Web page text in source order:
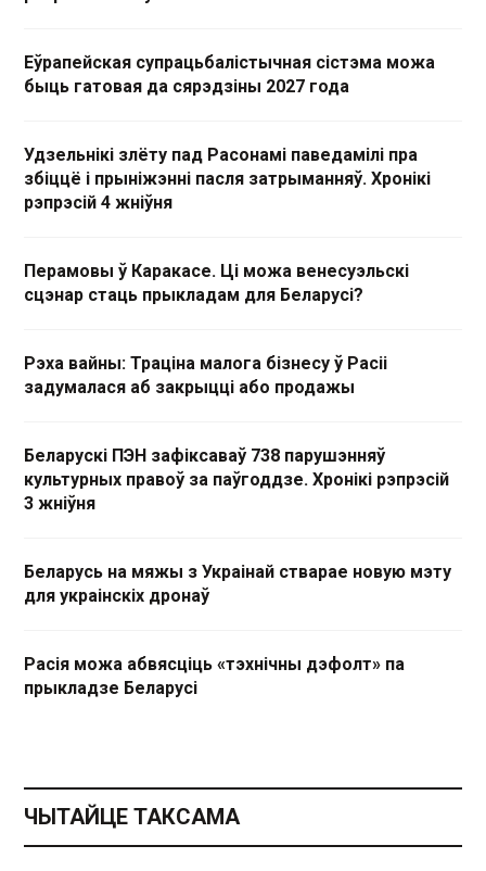
Еўрапейская супрацьбалістычная сістэма можа
быць гатовая да сярэдзіны 2027 года
Удзельнікі злёту пад Расонамі паведамілі пра
збіццё і прыніжэнні пасля затрыманняў. Хронікі
рэпрэсій 4 жніўня
Перамовы ў Каракасе. Ці можа венесуэльскі
сцэнар стаць прыкладам для Беларусі?
Рэха вайны: Траціна малога бізнесу ў Расіі
задумалася аб закрыцці або продажы
Беларускі ПЭН зафіксаваў 738 парушэнняў
культурных правоў за паўгоддзе. Хронікі рэпрэсій
3 жніўня
Беларусь на мяжы з Украінай стварае новую мэту
для украінскіх дронаў
Расія можа абвясціць «тэхнічны дэфолт» па
прыкладзе Беларусі
ЧЫТАЙЦЕ ТАКСАМА